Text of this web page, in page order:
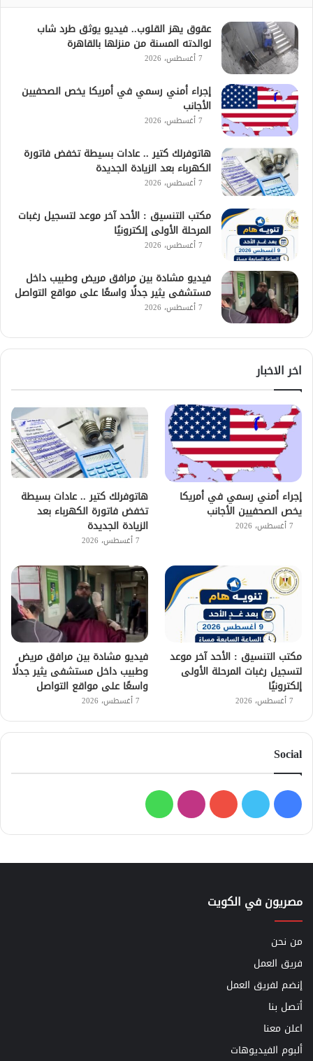
عقوق يهز القلوب.. فيديو يوثق طرد شاب
لوالدته المسنة من منزلها بالقاهرة
7 أغسطس، 2026
إجراء أمني رسمي في أمريكا يخص الصحفيين
الأجانب
7 أغسطس، 2026
هاتوفرلك كتير .. عادات بسيطة تخفض فاتورة
الكهرباء بعد الزيادة الجديدة
7 أغسطس، 2026
مكتب التنسيق : الأحد آخر موعد لتسجيل رغبات
المرحلة الأولى إلكترونيًا
7 أغسطس، 2026
فيديو مشادة بين مرافق مريض وطبيب داخل
مستشفى يثير جدلًا واسعًا على مواقع التواصل
7 أغسطس، 2026
اخر الاخبار
إجراء أمني رسمي في أمريكا
يخص الصحفيين الأجانب
7 أغسطس، 2026
هاتوفرلك كتير .. عادات بسيطة
تخفض فاتورة الكهرباء بعد
الزيادة الجديدة
7 أغسطس، 2026
مكتب التنسيق : الأحد آخر موعد
لتسجيل رغبات المرحلة الأولى
إلكترونيًا
7 أغسطس، 2026
فيديو مشادة بين مرافق مريض
وطبيب داخل مستشفى يثير جدلًا
واسعًا على مواقع التواصل
7 أغسطس، 2026
Social
فيسبوك
تويتر يوتيوبانستقرامواتساب
مصريون في الكويت
من نحن
فريق العمل
إنضم لفريق العمل
أتصل بنا
اعلن معنا
ألبوم الفيديوهات